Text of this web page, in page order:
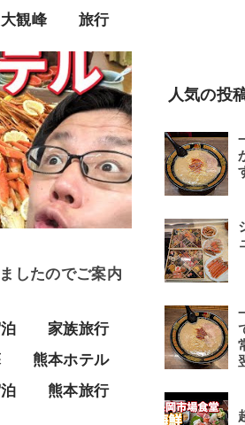
大観峰
旅行
したのでご案内
家族旅行
熊本ホテル
熊本旅行
人気の投